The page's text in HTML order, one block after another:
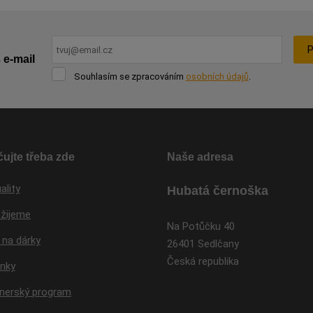
mail
Souhlasím
osobních
Souhlasím se zpracováním osobních údajů.
odeslat.
třeba zde
dárky
program
Naše adresa
Hubatá černoška
Na Potůčku 40
26401 Sedlčany
Česká republika